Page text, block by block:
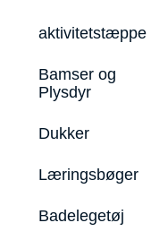
aktivitetstæppe
Bamser og
Plysdyr
Dukker
Læringsbøger
Badelegetøj